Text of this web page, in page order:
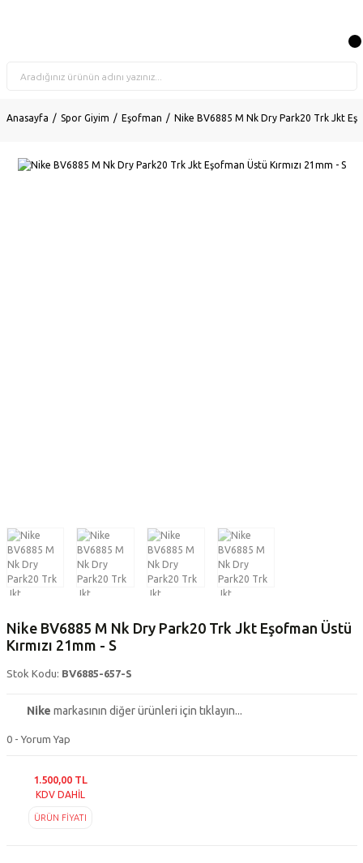
Anasayfa Spor Giyim Eşofman Nike BV6885 M Nk Dry Park20 Trk Jkt
Nike BV6885 M Nk Dry Park20 Trk Jkt Eşofman Üstü
Kırmızı 21mm - S
Stok Kodu: BV6885-657-S
Nike markasının diğer ürünleri için tıklayın...
0 - Yorum Yap
1.500,00 TL
KDV DAHİL
ÜRÜN FİYATI